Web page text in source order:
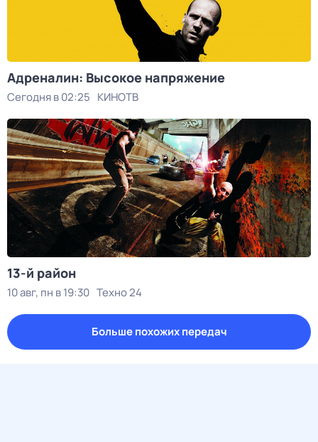
Адреналин: Высокое напряжение
Сегодня в 02:25 КИНОТВ
13-й район
10 авг, пн в 19:30 Техно 24
Больше похожих передач